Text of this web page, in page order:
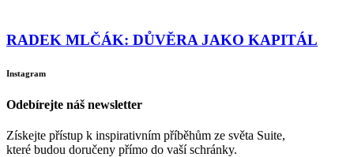
RADEK MLČÁK: DŮVĚRA JAKO KAPITÁL
Instagram
Odebírejte náš newsletter
Získejte přístup k inspirativním příběhům ze světa Suite,
které budou doručeny přímo do vaší schránky.